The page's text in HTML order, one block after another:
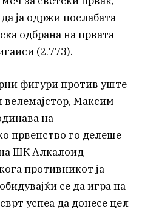
ја одржи послабата
одбрана на првата
(2.773).
фигури против уште
велемајстор, Максим
на
првенство го делеше
ШК Алкалоид
противникот ја
се да игра на
успеа да донесе цел